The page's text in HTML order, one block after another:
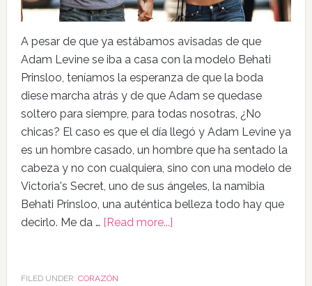
A pesar de que ya estábamos avisadas de que
Adam Levine se iba a casa con la modelo Behati
Prinsloo, teníamos la esperanza de que la boda
diese marcha atrás y de que Adam se quedase
soltero para siempre, para todas nosotras, ¿No
chicas? El caso es que el día llegó y Adam Levine ya
es un hombre casado, un hombre que ha sentado la
cabeza y no con cualquiera, sino con una modelo de
Victoria's Secret, uno de sus ángeles, la namibia
Behati Prinsloo, una auténtica belleza todo hay que
decirlo. Me da … [Read more...]
FILED UNDER: CORAZÓN